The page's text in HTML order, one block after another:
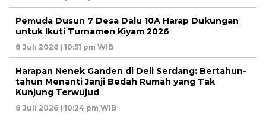
Pemuda Dusun 7 Desa Dalu 10A Harap Dukungan
untuk Ikuti Turnamen Kiyam 2026
8 Juli 2026 | 10:51 pm WIB
Harapan Nenek Ganden di Deli Serdang: Bertahun-
tahun Menanti Janji Bedah Rumah yang Tak
Kunjung Terwujud
8 Juli 2026 | 10:24 pm WIB